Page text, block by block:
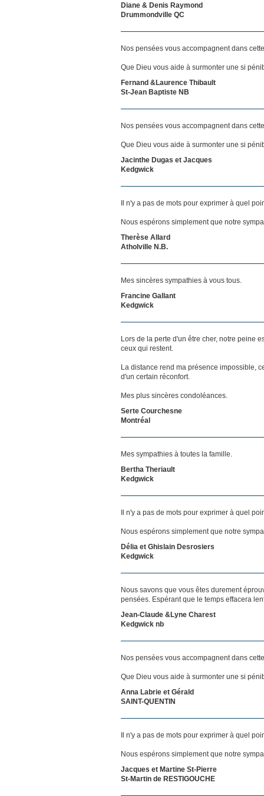
Diane & Denis Raymond
Drummondville QC
Nos pensées vous accompagnent dans
Que Dieu vous aide à surmonter une si
Fernand &Laurence Thibault
St-Jean Baptiste NB
Nos pensées vous accompagnent dans
Que Dieu vous aide à surmonter une si
Jacinthe Dugas et Jacques
Kedgwick
Il n'y a pas de mots pour exprimer à quel
Nous espérons simplement que notre
Therèse Allard
Atholville N.B.
Mes sincères sympathies à vous tous.
Francine Gallant
Kedgwick
Lors de la perte d'un être cher, notre peine
ceux qui restent.
La distance rend ma présence impossible,
d'un certain réconfort.
Mes plus sincères condoléances.
Serte Courchesne
Montréal
Mes sympathies à toutes la famille.
Bertha Theriault
Kedgwick
Il n'y a pas de mots pour exprimer à quel
Nous espérons simplement que notre
Délia et Ghislain Desrosiers
Kedgwick
Nous savons que vous êtes durement
pensées. Espérant que le temps effacera
Jean-Claude &Lyne Charest
Kedgwick nb
Nos pensées vous accompagnent dans
Que Dieu vous aide à surmonter une si
Anna Labrie et Gérald
SAINT-QUENTIN
Il n'y a pas de mots pour exprimer à quel
Nous espérons simplement que notre
Jacques et Martine St-Pierre
St-Martin de RESTIGOUCHE